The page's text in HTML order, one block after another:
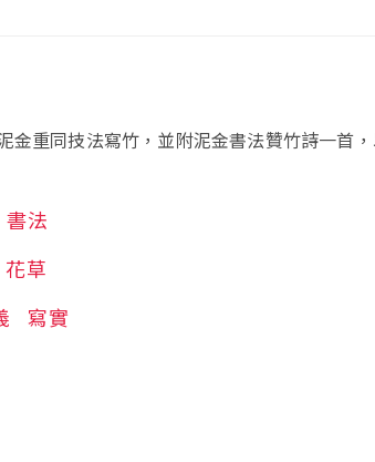
金重同技法寫竹，並附泥金書法贊竹詩一首
書法
花草
寫實